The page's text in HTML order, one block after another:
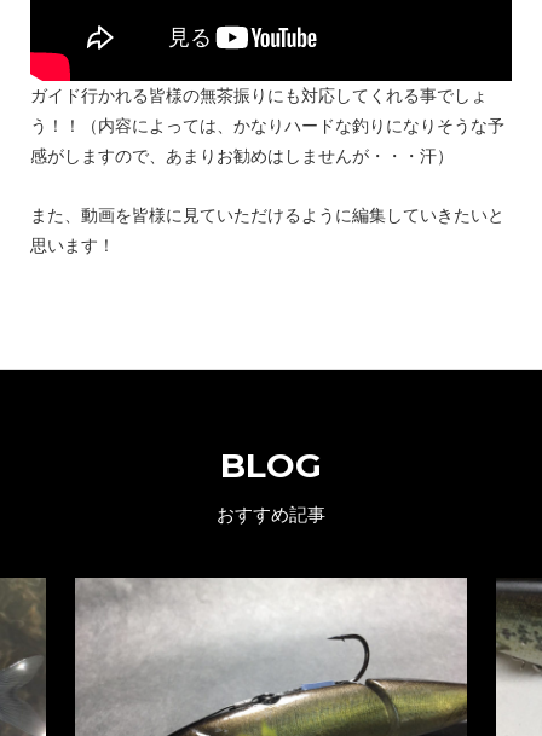
ガイド行かれる皆様の無茶振りにも対応してくれる事でしょ
う！！（内容によっては、かなりハードな釣りになりそうな予
感がしますので、あまりお勧めはしませんが・・・汗）
また、動画を皆様に見ていただけるように編集していきたいと
思います！
BLOG
おすすめ記事